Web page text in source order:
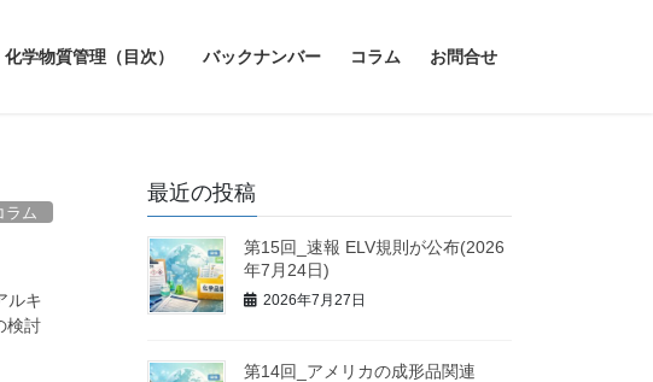
化学物質管理（目次） バックナンバー コラム お問合せ
ラム
ルキ
検討
最近の投稿
第15回_速報 ELV規則が公布(2026
年7月24日)
2026年7月27日
第14回_アメリカの成形品関連